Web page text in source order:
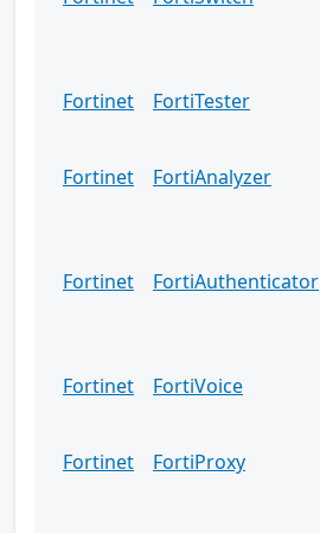
Fortinet
FortiTester
Fortinet
FortiAnalyzer
Fortinet
FortiAuthenticator
Fortinet
FortiVoice
Fortinet
FortiProxy